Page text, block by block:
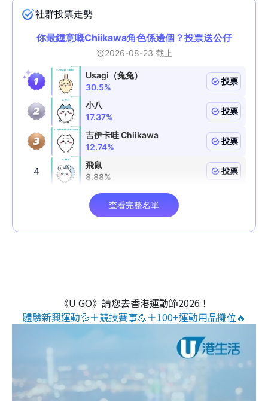
《U GO》請您去香港運動節2026！
體驗新興運動💦＋競技賽事💪＋100+運動用品攤位🔥